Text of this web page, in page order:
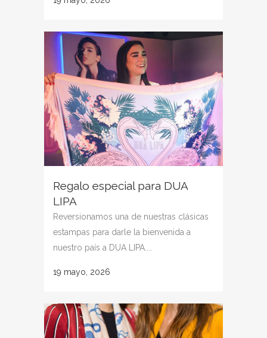
Regalo especial para DUA
LIPA
Reversionamos una de nuestras clásicas
estampas para darle la bienvenida a
nuestro país a DUA LIPA....
19 mayo, 2026